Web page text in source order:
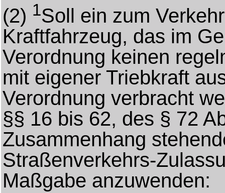
(2) 1Soll ein zum
Kraftfahrzeug, das im
Verordnung keinen
mit eigener Triebkraft
Verordnung verbracht
§§ 16 bis 62, des § 72
Zusammenhang
Straßenverkehrs-
Maßgabe anzuwenden: